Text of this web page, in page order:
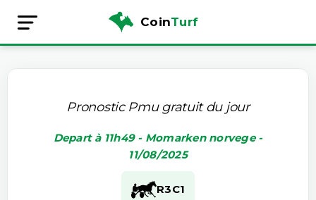
CoinTurf
Pronostic Pmu gratuit du jour
Depart à 11h49 - Momarken norvege -
11/08/2025
R3C1